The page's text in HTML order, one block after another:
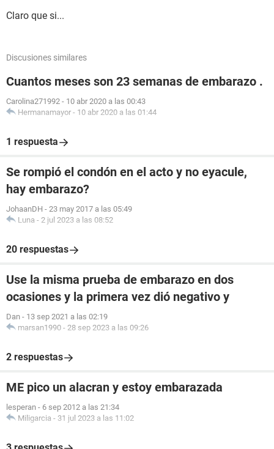
Claro que si...
Discusiones similares
Cuantos meses son 23 semanas de embarazo .
Carolina271992 - 10 abr 2020 a las 00:43
Hermanamayor - 10 abr 2020 a las 01:44
1 respuesta
Se rompió el condón en el acto y no eyacule,
hay embarazo?
JohaanDH - 23 may 2017 a las 05:49
Luna - 2 jul 2023 a las 08:52
20 respuestas
Use la misma prueba de embarazo en dos
ocasiones y la primera vez dió negativo y
Dan - 13 sep 2021 a las 02:19
marsan1990 - 28 sep 2023 a las 09:26
2 respuestas
ME pico un alacran y estoy embarazada
lesperan - 6 sep 2012 a las 21:34
Miligarcia - 31 jul 2023 a las 11:02